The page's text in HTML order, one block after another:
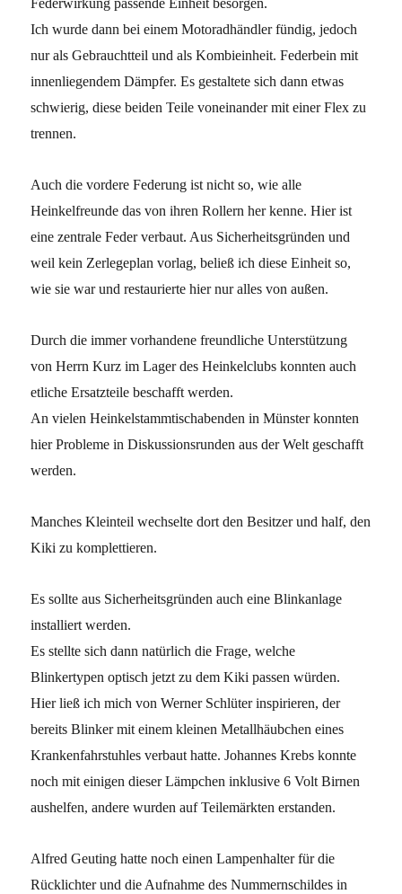
Federwirkung passende Einheit besorgen.
Ich wurde dann bei einem Motoradhändler fündig, jedoch
nur als Gebrauchtteil und als Kombieinheit. Federbein mit
innenliegendem Dämpfer. Es gestaltete sich dann etwas
schwierig, diese beiden Teile voneinander mit einer Flex zu
trennen.
Auch die vordere Federung ist nicht so, wie alle
Heinkelfreunde das von ihren Rollern her kenne. Hier ist
eine zentrale Feder verbaut. Aus Sicherheitsgründen und
weil kein Zerlegeplan vorlag, beließ ich diese Einheit so,
wie sie war und restaurierte hier nur alles von außen.
Durch die immer vorhandene freundliche Unterstützung
von Herrn Kurz im Lager des Heinkelclubs konnten auch
etliche Ersatzteile beschafft werden.
An vielen Heinkelstammtischabenden in Münster konnten
hier Probleme in Diskussionsrunden aus der Welt geschafft
werden.
Manches Kleinteil wechselte dort den Besitzer und half, den
Kiki zu komplettieren.
Es sollte aus Sicherheitsgründen auch eine Blinkanlage
installiert werden.
Es stellte sich dann natürlich die Frage, welche
Blinkertypen optisch jetzt zu dem Kiki passen würden.
Hier ließ ich mich von Werner Schlüter inspirieren, der
bereits Blinker mit einem kleinen Metallhäubchen eines
Krankenfahrstuhles verbaut hatte. Johannes Krebs konnte
noch mit einigen dieser Lämpchen inklusive 6 Volt Birnen
aushelfen, andere wurden auf Teilemärkten erstanden.
Alfred Geuting hatte noch einen Lampenhalter für die
Rücklichter und die Aufnahme des Nummernschildes in